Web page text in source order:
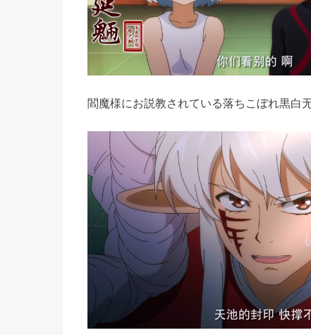
閻魔様にお説教されている落ちこぼれ黒白